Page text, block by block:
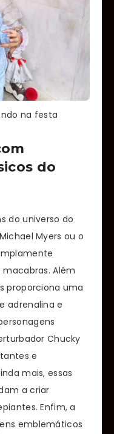
na festa
do
do universo do
Myers ou o
Além
proporciona uma
adrenalina e
Chucky
e
mais, essas
a criar
Enfim, a
emblemáticos